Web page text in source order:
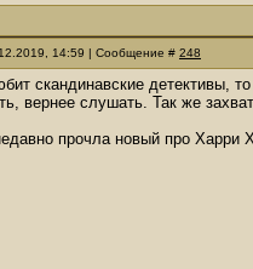
14:59 | Сообщение # 248
скандинавские детективы,
вернее слушать. Так же
прочла новый про Харри